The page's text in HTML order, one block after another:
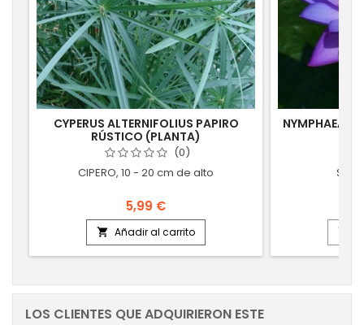
CYPERUS ALTERNIFOLIUS PAPIRO
RÚSTICO (PLANTA)
(0)
CIPERO, 10 - 20 cm de alto
5,99 €
 Añadir al carrito
NYMPHAEA

LOS CLIENTES QUE ADQUIRIERON ESTE